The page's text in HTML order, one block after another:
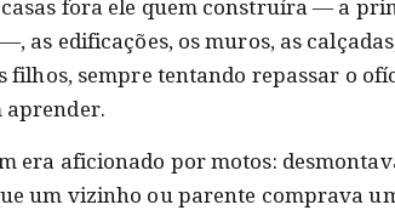
casas fora ele quem construíra ― a
as edificações, os muros, as
filhos, sempre tentando repassar o
aprender.
era aficionado por motos:
um vizinho ou parente comprava